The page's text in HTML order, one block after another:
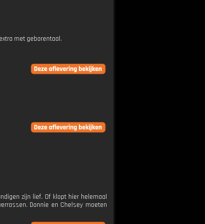
met gebarentaal.
zijn lief. Of klopt hier helemaal
Donnie en Chelsey moeten